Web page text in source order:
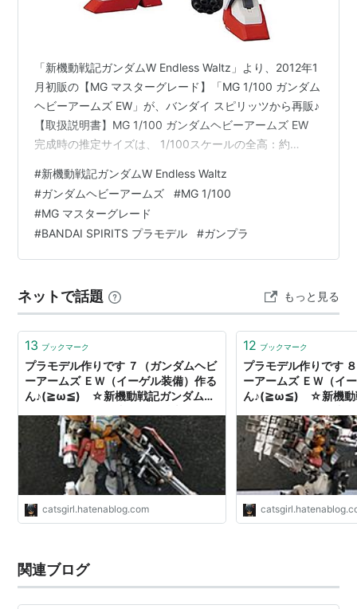
「新機動戦記ガンダムW Endless Waltz」より、2012年1
月初販の【MG マスターグレード】「MG 1/100 ガンダム
ヘビーアームズ EW」が、バンダイ スピリッツから再販♪
【取扱説明書】MG 1/100 ガンダムヘビーアームズ EW
完成時の推定サイズは、 1/100スケールの全高：約
ーアームズ EW』新機動戦記ガンダムW Endless Waltz プ
ラモデルは、バンダイ スピリッツより2025年12月発売の
予定です♪ 【Amazon】HG 1/144『ガンダムヘビーアー
ムズ』プラモデル【バンダイ】 【Amaz…
#新機動戦記ガンダムW Endless Waltz
#ガンダムヘビーアームズ #MG 1/100
#MG マスターグレード
#BANDAI SPIRITS プラモデル #ガンプラ
ネットで話題 もっと見る
13 ブックマーク
プラモデル作りです ７（ガンダムヘビ
ーアームズ ＥＷ（イーゲル装備）作る
ん♪(≧ω≦) ☆新機動戦記ガンダムＷ
娘7号の お楽しみ袋
catsgirl.hatenablog.com
12 ブックマーク
プラモデル作りです
ーアームズ ＥＷ（イ
ん♪(≧ω≦) ☆新機動
娘7号の お楽しみ袋
関連ブログ